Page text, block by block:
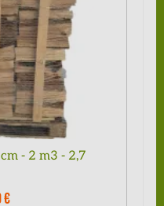
- 2 m3 - 2,7
€